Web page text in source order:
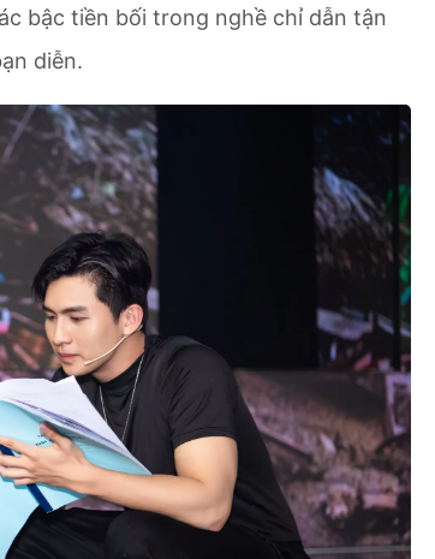
bậc tiền bối trong nghề chỉ dẫn tận
diễn.